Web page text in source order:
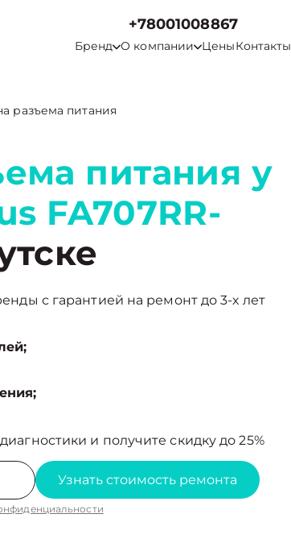
+78001008867
Бренд О компании ЦеныКонтакты
разъема питания
питания у
FA707RR-
с гарантией на ремонт до 3-х лет
и получите скидку до 25%
Узнать стоимость ремонта